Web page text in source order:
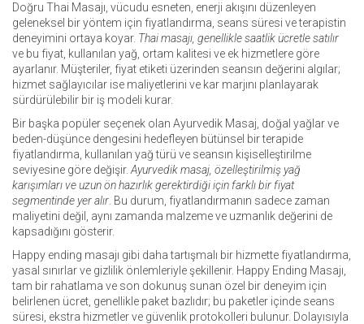
Doğru Thai Masajı vücudu esneten, enerji akışını düzenleyen
geleneksel bir yöntem için fiyatlandırma, seans süresi ve terapistin
deneyimini ortaya koyar. Thai masajı, genellikle saatlik ücretle satılır
ve bu fiyat, kullanılan yağ, ortam kalitesi ve ek hizmetlere göre
ayarlanır. Müşteriler, fiyat etiketi üzerinden seansın değerini algılar;
hizmet sağlayıcılar ise maliyetlerini ve kar marjını planlayarak
sürdürülebilir bir iş modeli kurar.
Bir başka popüler seçenek olan Ayurvedik Masaj doğal yağlar ve
beden-düşünce dengesini hedefleyen bütünsel bir terapide
fiyatlandırma, kullanılan yağ türü ve seansın kişiselleştirilme
seviyesine göre değişir. Ayurvedik masaj, özelleştirilmiş yağ
karışımları ve uzun ön hazırlık gerektirdiği için farklı bir fiyat
segmentinde yer alır . Bu durum, fiyatlandırmanın sadece zaman
maliyetini değil, aynı zamanda malzeme ve uzmanlık değerini de
kapsadığını gösterir.
Happy ending masajı gibi daha tartışmalı bir hizmette fiyatlandırma,
yasal sınırlar ve gizlilik önlemleriyle şekillenir. Happy Ending Masajı
tam bir rahatlama ve son dokunuş sunan özel bir deneyim için
belirlenen ücret, genellikle paket bazlıdır; bu paketler içinde seans
süresi, ekstra hizmetler ve güvenlik protokolleri bulunur. Dolayısıyla